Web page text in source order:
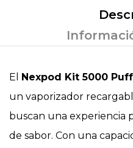
El Nexpod Kit 5000
un vaporizador
buscan una experiencia
de sabor. Con una